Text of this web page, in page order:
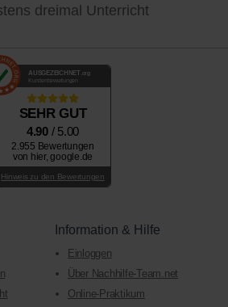
dreimal Unterricht
AUSGEZEICHNET .org
Kundenbewertungen
SEHR GUT
4.90 / 5.00
2.955 Bewertungen
von hier, google.de
Hinweis zu den Bewertungen
Information & Hilfe
Einloggen
Über Nachhilfe-Team.net
Online-Praktikum